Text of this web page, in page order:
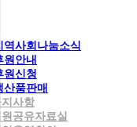
역사회나눔소식
원안내
원신청
산품판매
사항
공유자료실